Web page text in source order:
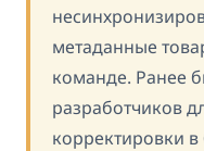
метаданные
команде. Ранее
разработчиков
корректировки